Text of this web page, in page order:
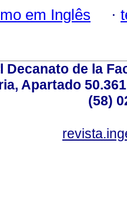
em Inglês ·
Decanato de la
Apartado
(58)